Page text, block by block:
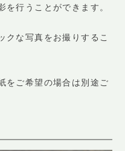
行うことができます。
クな写真をお撮りするこ
をご希望の場合は別途ご